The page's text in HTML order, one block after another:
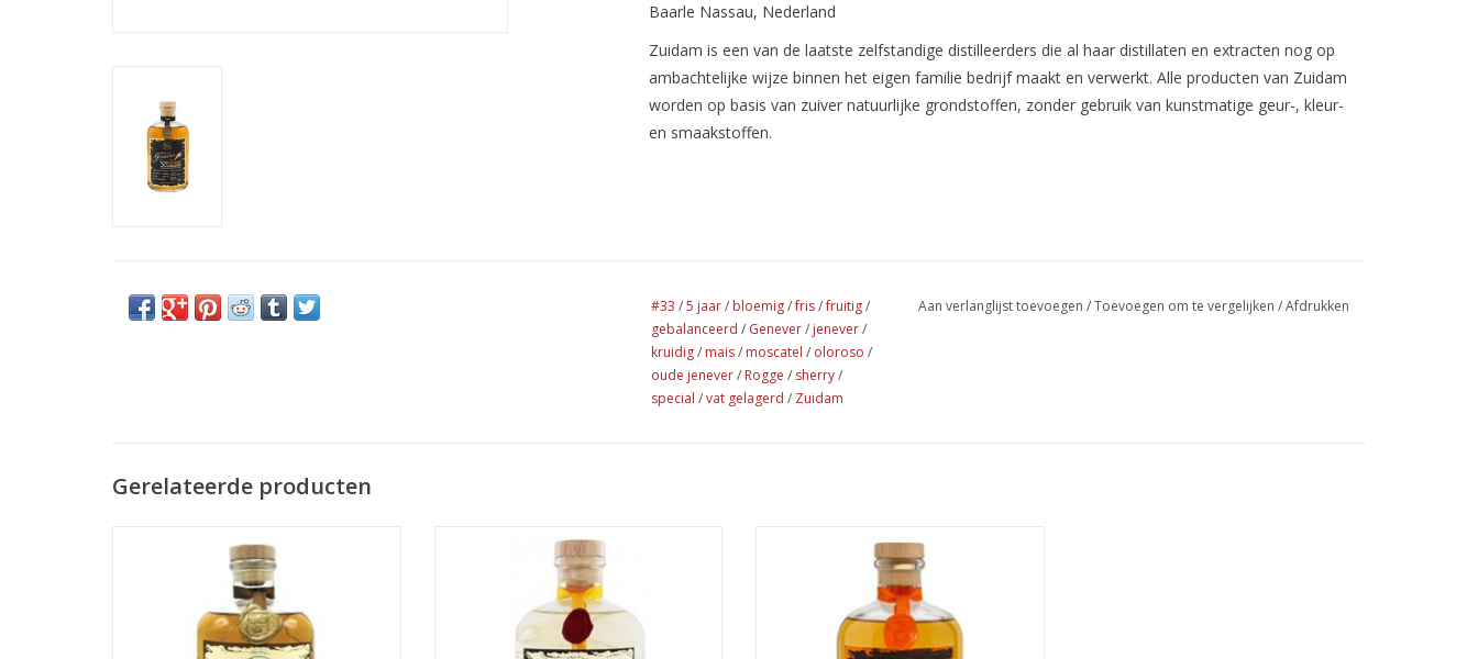
Baarle Nassau, Nederland
Zuidam is een van de laatste zelfstandige distilleerders die al haar distillaten en extracten nog op
ambachtelijke wijze binnen het eigen familie bedrijf maakt en verwerkt. Alle producten van Zuidam
worden op basis van zuiver natuurlijke grondstoffen, zonder gebruik van kunstmatige geur-, kleur-
en smaakstoffen.
#33 /5 jaar/ bloemig/fris/fruitig/
gebalanceerd / Genever/ jenever/
kruidig/ mais/ moscatel / oloroso /
oude jenever/ Rogge / sherry/
special /vat gelagerd / Zuidam
Aan verlanglijst toevoegen /Toevoegen om te vergelijken /Afdrukken
Gerelateerde producten
100cl. Deze speciale jenever combineert
de kruidigheid van rogge graan met de
smaken van jeneverbes, zoethoutwortel
en anijszaad.
Zuidam Jonge Genever 100cl. Een
ambachtelijk gestookte jonge genever met
een karakteristieke zeer zachte en
vriendelijke smaak.
TOEVOEGEN AAN WINKELWAGEN
American Oak 100cl. Deze speciale
jenever combineert de kruidigheid van
rogge graan met de rijke zoetheid van
mais en de turf van gemoute peated gerst.
Fris, fruitig en gebalanceerd.